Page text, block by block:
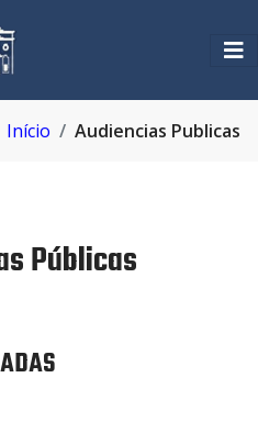
Início Audiencias Publicas
Públicas